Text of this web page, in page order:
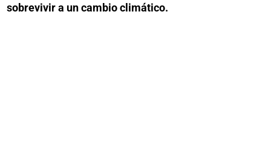
sobrevivir a un cambio climático.